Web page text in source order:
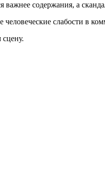
важнее содержания, а
слабости в